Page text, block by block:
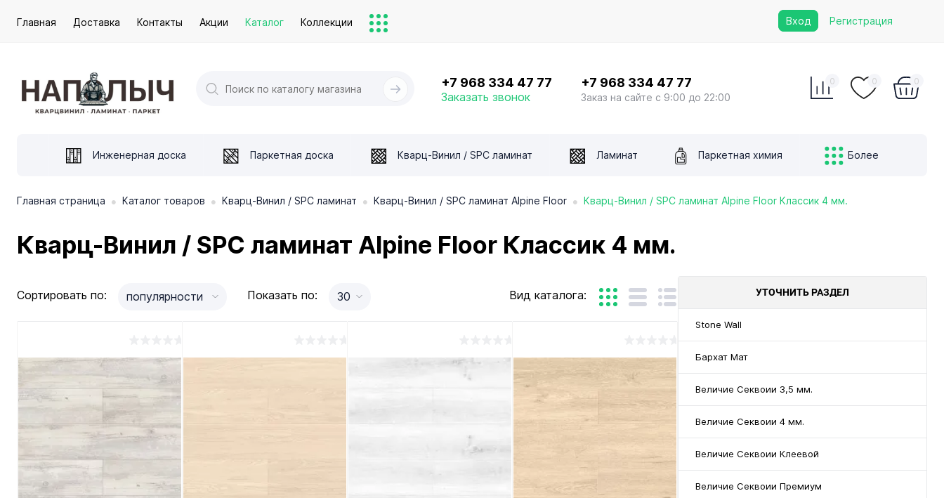
Главная Доставка Контакты Акции Каталог Коллекции Вход Регистрация
+7 968 334 47 77
Заказать звонок
+7 968 334 47 77
Заказ на сайте с 9:00 до 22:00
0 0 0
Инженерная доска Паркетная доска Кварц-Винил / SPC ламинат Ламинат Паркетная химия Более
Главная страница • Каталог товаров • Кварц-Винил / SPC ламинат • Кварц-Винил / SPC ламинат Alpine Floor • Кварц-Винил / SPC ламинат Alpine Floor Классик 4 мм.
Кварц-Винил / SPC ламинат Alpine Floor Классик 4 мм.
УТОЧНИТЬ РАЗДЕЛ
Stone Wall
Бархат Мат
Величие Секвоии 3,5 мм.
Величие Секвоии 4 мм.
Величие Секвоии Клеевой
Величие Секвоии Премиум
Сортировать по: популярности Показать по: 30 Вид каталога: